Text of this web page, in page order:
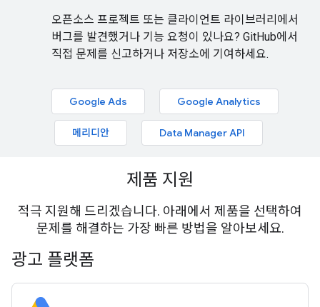
오픈소스 프로젝트 또는 클라이언트 라이브러리에서
버그를 발견했거나 기능 요청이 있나요? GitHub에서
직접 문제를 신고하거나 저장소에 기여하세요.
Google Ads Google Analytics
메리디안 Data Manager API
제품 지원
적극 지원해 드리겠습니다. 아래에서 제품을 선택하여
문제를 해결하는 가장 빠른 방법을 알아보세요.
광고 플랫폼